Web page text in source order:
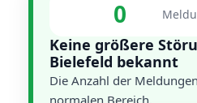
0
Keine größere
Bielefeld bekannt
Die Anzahl der
normalen Bereich.